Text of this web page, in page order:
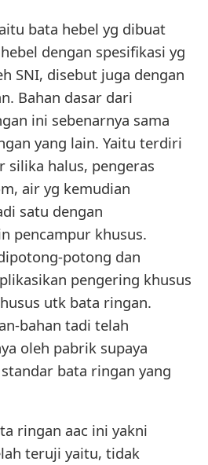
bata hebel yg dibuat
dengan spesifikasi yg
SNI, disebut juga dengan
Bahan dasar dari
ini sebenarnya sama
yang lain. Yaitu terdiri
silika halus, pengeras
air yg kemudian
satu dengan
pencampur khusus.
potong dan
pengering khusus
utk bata ringan.
bahan tadi telah
oleh pabrik supaya
bata ringan yang
ringan aac ini yakni
teruji yaitu, tidak